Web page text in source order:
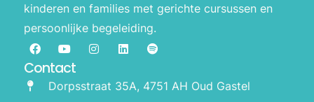
kinderen en families met gerichte cursussen en
persoonlijke begeleiding.
Contact
Dorpsstraat 35A, 4751 AH Oud Gastel